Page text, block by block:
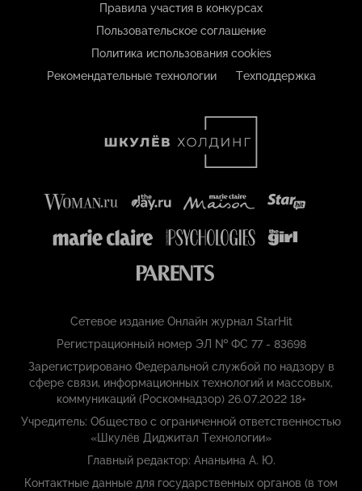
Правила участия в конкурсах
Пользовательское соглашение
Политика использования cookies
Рекомендательные технологии
Техподдержка
Сетевое издание Онлайн журнал StarHit
Регистрационный номер ЭЛ № ФС 77 - 83698
Зарегистрировано Федеральной службой по надзору в
сфере связи, информационных технологий и массовых,
коммуникаций (Роскомнадзор) 26.07.2022 18+
Учредитель: Общество с ограниченной ответственностью
«Шкулёв Диджитал Технологии»
Главный редактор: Ананьина А. Ю.
Контактные данные для государственных органов (в том